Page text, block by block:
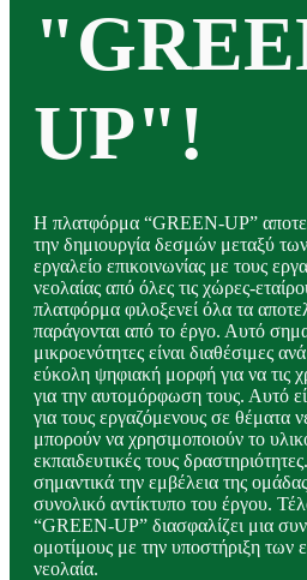
UP"!
Η πλατφόρμα “GREEN-UP”
την δημιουργία δεσμών μεταξύ
εργαλείο επικοινωνίας με τους
νεολαίας από όλες τις χώρες-
πλατφόρμα φιλοξενεί όλα τα
παράγονται από το έργο. Αυτό
μικροενότητες είναι διαθέσιμες
εύκολη ψηφιακή μορφή για να τις
για την αυτομόρφωση τους. Αυτό
για τους εργαζόμενους σε θέματα
μπορούν να χρησιμοποιούν το
εκπαιδευτικές τους
σημαντικά την εμβέλεια της
συνολικό αντίκτυπο του έργου.
“GREEN-UP” διασφαλίζει μια
ομοτίμους με την υποστήριξη των
νεολαία.